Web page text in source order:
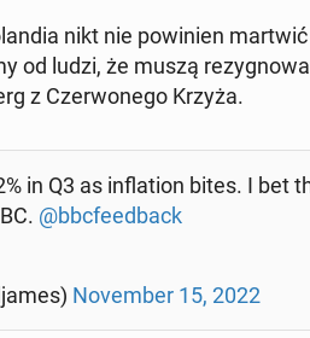
nikt nie po­wi­nien
od ludzi, że muszą
z Czer­wo­ne­go Krzyża.
in Q3 as in­fla­tion bites. I bet
@bbc­fe­ed­back
No­vem­ber 15, 2022